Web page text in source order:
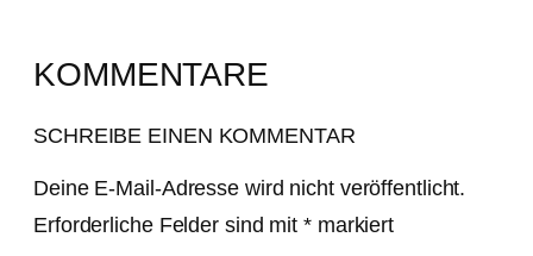
KOMMENTARE
SCHREIBE EINEN KOMMENTAR
Deine E-Mail-Adresse wird nicht veröffentlicht.
Erforderliche Felder sind mit *markiert